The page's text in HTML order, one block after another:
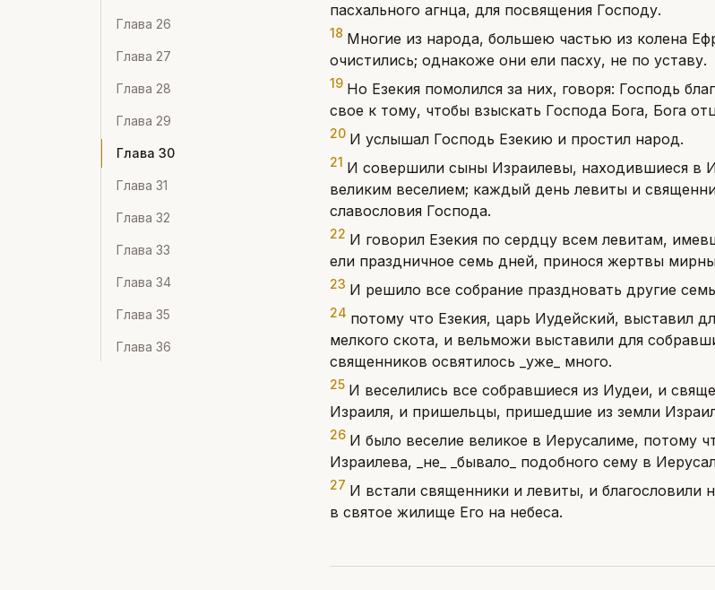
Глава 26
Глава 27
Глава 28
Глава 29
Глава 30
Глава 31
Глава 32
Глава 33
Глава 34
Глава 35
Глава 36
пасхального агнца, для посвящения Господу.
18 Многие из народа, большею частью из колена
очистились; однакоже они ели пасху, не по уставу.
19 Но Езекия помолился за них, говоря: Господь
свое к тому, чтобы взыскать Господа Бога, Бога
20 И услышал Господь Езекию и простил народ.
21 И совершили сыны Израилевы, находившиеся в
великим веселием; каждый день левиты и
славословия Господа.
22 И говорил Езекия по сердцу всем левитам,
ели праздничное семь дней, принося жертвы
23 И решило все собрание праздновать другие
24 потому что Езекия, царь Иудейский, выставил
мелкого скота, и вельможи выставили для
священников освятилось _уже_ много.
25 И веселились все собравшиеся из Иудеи, и
Израиля, и пришельцы, пришедшие из земли
26 И было веселие великое в Иерусалиме, потому
Израилева, _не_ _бывало_ подобного сему в
27 И встали священники и левиты, и
в святое жилище Его на небеса.